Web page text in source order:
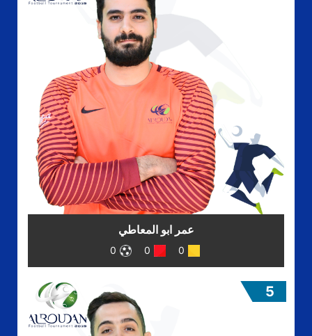
عمر ابو المعاطي
0
0
0
5